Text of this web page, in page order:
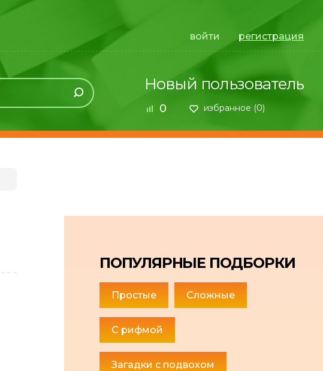
войти регистрация
Новый пользователь
0 избранное (0)
ПОПУЛЯРНЫЕ ПОДБОРКИ
Простые Сложные
С рифмой
Загадки с подвохом